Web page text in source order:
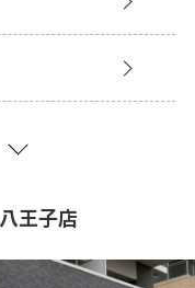
王子店